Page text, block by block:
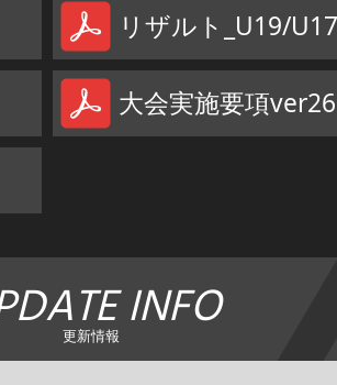
リザルト_U19/U17
大会実施要項
INFO
更新情報